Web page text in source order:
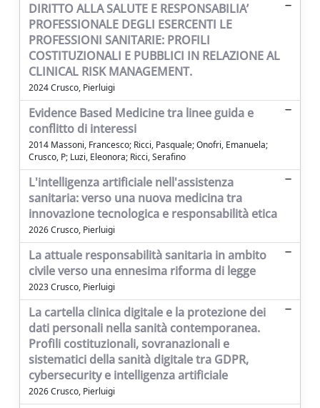
DIRITTO ALLA SALUTE E RESPONSABILIA’
PROFESSIONALE DEGLI ESERCENTI LE
PROFESSIONI SANITARIE: PROFILI
COSTITUZIONALI E PUBBLICI IN RELAZIONE AL
CLINICAL RISK MANAGEMENT.
2024 Crusco, Pierluigi
Evidence Based Medicine tra linee guida e
conflitto di interessi
2014 Massoni, Francesco; Ricci, Pasquale; Onofri, Emanuela;
Crusco, P; Luzi, Eleonora; Ricci, Serafino
L'intelligenza artificiale nell'assistenza
sanitaria: verso una nuova medicina tra
innovazione tecnologica e responsabilità etica
2026 Crusco, Pierluigi
La attuale responsabilità sanitaria in ambito
civile verso una ennesima riforma di legge
2023 Crusco, Pierluigi
La cartella clinica digitale e la protezione dei
dati personali nella sanità contemporanea.
Profili costituzionali, sovranazionali e
sistematici della sanità digitale tra GDPR,
cybersecurity e intelligenza artificiale
2026 Crusco, Pierluigi